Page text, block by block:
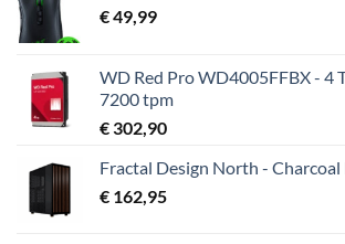
€49,99
WD Red Pro WD4005FFBX - 4
7200 tpm
€ 302,90
Fractal Design North - Charcoal
€ 162,95